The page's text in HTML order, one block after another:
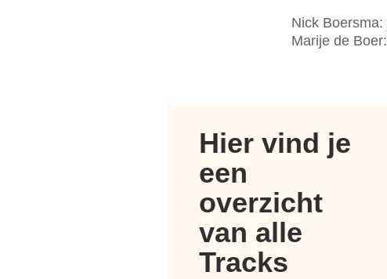
Nick Boersma:
Marije de Boer:
Hier vind je
een
overzicht
van alle
Tracks